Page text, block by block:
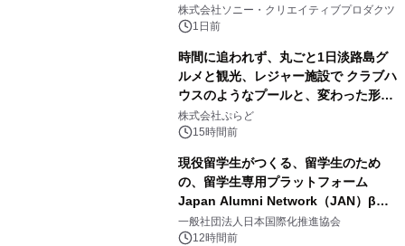
ラボレーション サウナイキタイコラ
ボグッズも発売決定！
株式会社ソニー・クリエイティブプロダクツ
1日前
時間に追われず、丸ごと1日淡路島グ
ルメと観光、レジャー施設で クラブハ
ウスのようなプールと、変わった形の
サウナも 「THE BOXY AWAJI」のお
得な素泊まり連泊プランで
株式会社ぷらど
15時間前
現役留学生がつくる、留学生のため
の、留学生専用プラットフォーム
Japan Alumni Network（JAN）β版
をリリース
一般社団法人日本国際化推進協会
12時間前